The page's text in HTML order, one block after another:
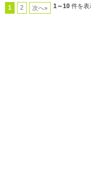
1 2 次へ» 1～10 件を表